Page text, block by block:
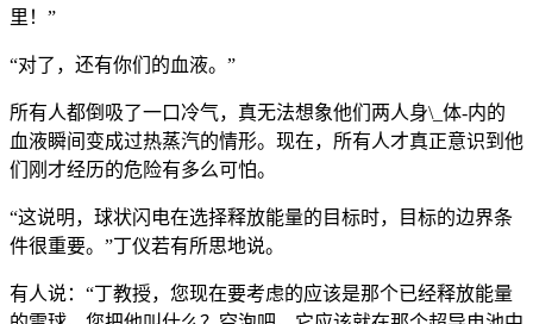
里！”
“对了，还有你们的血液。”
所有人都倒吸了一口冷气，真无法想象他们两人身\_体-内的
血液瞬间变成过热蒸汽的情形。现在，所有人才真正意识到他
们刚才经历的危险有多么可怕。
“这说明，球状闪电在选择释放能量的目标时，目标的边界条
件很重要。”丁仪若有所思地说。
有人说：“丁教授，您现在要考虑的应该是那个已经释放能量